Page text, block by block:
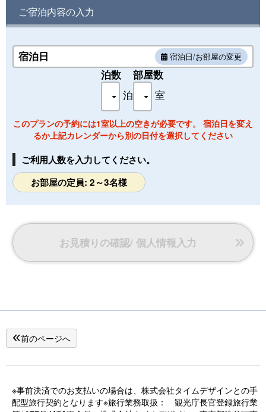
ご宿泊内容の入力
宿泊日 宿泊日/お部屋の変更
泊数
泊
部屋数
室
このプランの予約には1室以上の空きが必要です。 宿泊日を変え
るか上記カレンダーから別の日付を選択してください
ご利用人数を入力してください。
お部屋の定員: 2～3名様
お見積りの確認/ 個人情報入力
前のページへ
※事前決済でのお支払いの場合は、株式会社タイムデザインとの手
配型旅行契約となります※旅行業務取扱： 観光庁長官登録旅行業